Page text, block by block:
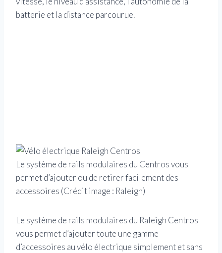
batterie et la distance parcourue.
Le système de rails modulaires du Centros vous
permet d’ajouter ou de retirer facilement des
accessoires (Crédit image : Raleigh)
Le système de rails modulaires du Raleigh Centros
vous permet d’ajouter toute une gamme
d’accessoires au vélo électrique simplement et sans